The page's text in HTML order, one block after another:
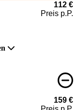
112 €
Preis p.P.
159 €